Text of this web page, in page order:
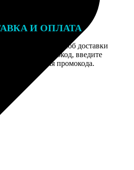
И ОПЛАТА
и выберите способ доставки
у вас есть промокод, введите
поле для промокода.